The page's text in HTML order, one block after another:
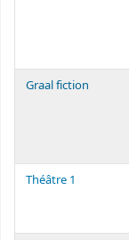
Graal fiction
Théâtre 1